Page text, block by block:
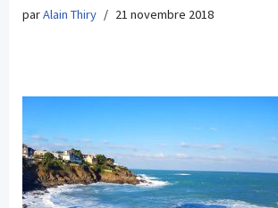
parAlain Thiry 21 novembre 2018